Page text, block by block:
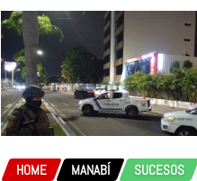
HOME MANABÍ SUCESOS